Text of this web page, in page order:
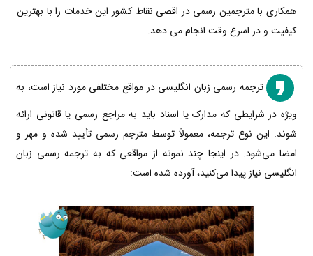
همکاری با مترجمین رسمی در اقصی نقاط کشور این خدمات را با بهترین
کیفیت و در اسرع وقت انجام می دهد.
ترجمه رسمی زبان انگلیسی در مواقع مختلفی مورد نیاز است، به
ویژه در شرایطی که مدارک یا اسناد باید به مراجع رسمی یا قانونی ارائه
شوند. این نوع ترجمه، معمولاً توسط مترجم رسمی تأیید شده و مهر و
امضا می‌شود. در اینجا چند نمونه از مواقعی که به ترجمه رسمی زبان
انگلیسی نیاز پیدا می‌کنید، آورده شده است: